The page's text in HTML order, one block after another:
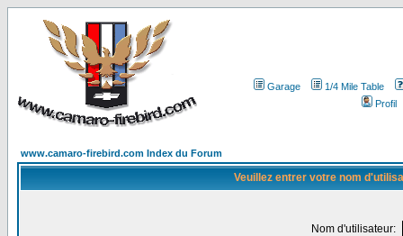
Garage
1/4 Mile Table
Profil
www.camaro-firebird.com Index du Forum
Veuillez entrer votre nom
Nom d'utilisateur: